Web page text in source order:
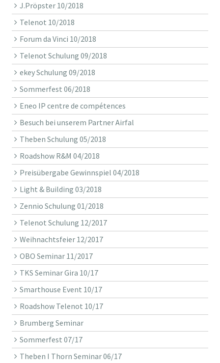
J.Pröpster 10/2018
Telenot 10/2018
Forum da Vinci 10/2018
Telenot Schulung 09/2018
ekey Schulung 09/2018
Sommerfest 06/2018
Eneo IP centre de compétences
Besuch bei unserem Partner Airfal
Theben Schulung 05/2018
Roadshow R&M 04/2018
Preisübergabe Gewinnspiel 04/2018
Light & Building 03/2018
Zennio Schulung 01/2018
Telenot Schulung 12/2017
Weihnachtsfeier 12/2017
OBO Seminar 11/2017
TKS Seminar Gira 10/17
Smarthouse Event 10/17
Roadshow Telenot 10/17
Brumberg Seminar
Sommerfest 07/17
Theben I Thorn Seminar 06/17